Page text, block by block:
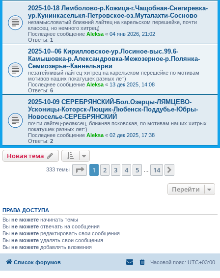
2025-10-18 Лемболово-р.Кожица-г.Чащобная-Снегиревка-
ур.Кунинкаселькя-Петровское-оз.Муталахти-Сосново
незамысловатый ближний лайтец на карельском перешейке, почти
классец, но немного хитрец)
Последнее сообщение Aleksa « 04 янв 2026, 21:02
Ответы: 1
2025-10--06 Кирилловское-ур.Лосиное-выс.99.6-
Камышовка-р.Александровка-Межозерное-р.Полянка-
Семиозерье--Каннельярви
незатейливый лайтец-хитрец на карельском перешейке по мотивам
мотивов наших покатушек разных лет)
Последнее сообщение Aleksa « 13 дек 2025, 14:08
Ответы: 6
2025-10-09 СЕРЕБРЯНСКИЙ-Бол.Озерцы-ЛЯМЦЕВО-
Усконицы-Которск-Лющик-Любенск-Поддубье-Юбры-
Новоселье-СЕРЕБРЯНСКИЙ
почти лайтец-релаксец, ближняя псковская, по мотивам наших хитрых
покатушек разных лет:)
Последнее сообщение Aleksa « 02 дек 2025, 17:38
Ответы: 2
Новая тема
333 темы Страница из 14
1 2 3 4 5 14
Перейти
ПРАВА ДОСТУПА
Вы не можете начинать темы
Вы не можете отвечать на сообщения
Вы не можете редактировать свои сообщения
Вы не можете удалять свои сообщения
Вы не можете добавлять вложения
Список форумов Часовой пояс: UTC+03:00